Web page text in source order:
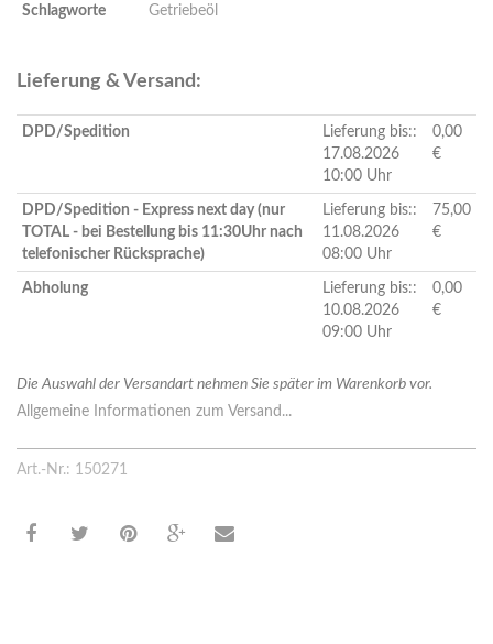
Schlagworte Getriebeöl
Lieferung & Versand:
DPD/Spedition
Lieferung bis::
17.08.2026
10:00 Uhr
0,00
€
DPD/Spedition - Express next day (nur
TOTAL - bei Bestellung bis 11:30Uhr nach
telefonischer Rücksprache)
Lieferung bis::
11.08.2026
08:00 Uhr
75,00
€
Abholung
Lieferung bis::
10.08.2026
09:00 Uhr
0,00
€
Die Auswahl der Versandart nehmen Sie später im Warenkorb vor.
Allgemeine Informationen zum Versand...
Art.-Nr.: 150271